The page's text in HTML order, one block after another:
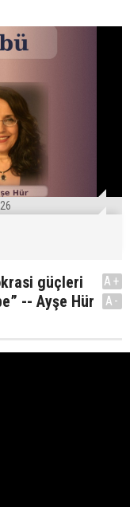
güçleri
-- Ayşe Hür
A+
A-